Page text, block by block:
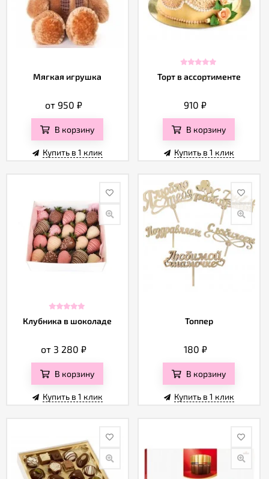
Мягкая игрушка
от 950₽
В корзину
Купить в 1 клик
Торт в ассортименте
910₽
В корзину
Купить в 1 клик
Клубника в шоколаде
от 3 280₽
В корзину
Купить в 1 клик
Топпер
180 ₽
В корзину
Купить в 1 клик